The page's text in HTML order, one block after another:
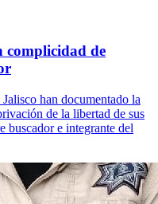
complicidad de
han documentado la
de la libertad de sus
buscador e integrante del